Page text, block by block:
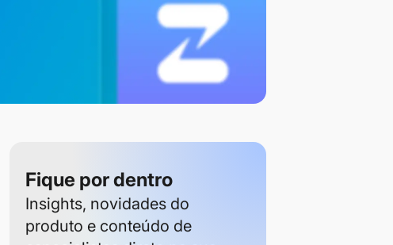
Fique por dentro
Insights, novidades do
produto e conteúdo de